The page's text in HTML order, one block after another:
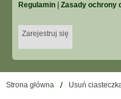
Regulamin Zasady ochrony
Zarejestruj się
Strona główna Usuń